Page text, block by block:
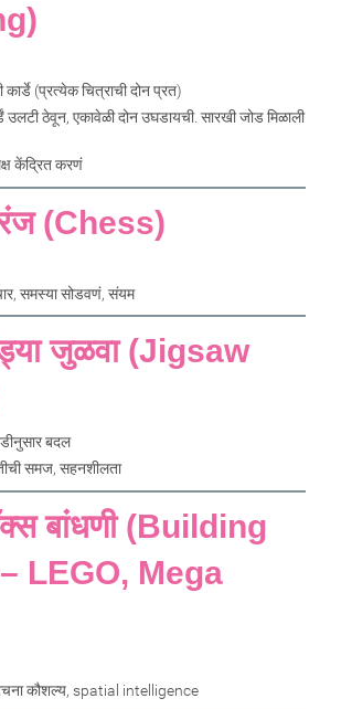
(प्रत्येक चित्राची दोन प्रत)
उलटी ठेवून, एकावेळी दोन उघडायची. सारखी जोड मिळाली
केंद्रित करणं
(Chess)
समस्या सोडवणं, संयम
जुळवा (Jigsaw
बदल
समज, सहनशीलता
बांधणी (Building
LEGO, Mega
कौशल्य, spatial intelligence